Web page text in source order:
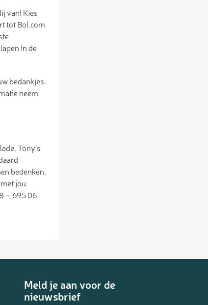
van! Kies
tot Bol.com
in de
bedankjes.
neem
Tony’s
bedenken,
jou
– 695 06
Meld je aan voor de
nieuwsbrief